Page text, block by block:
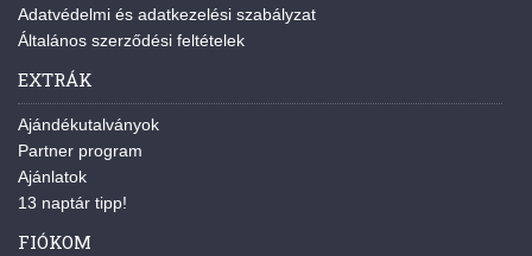
Adatvédelmi és adatkezelési szabályzat
Általános szerződési feltételek
EXTRÁK
Ajándékutalványok
Partner program
Ajánlatok
13 naptár tipp!
FIÓKOM